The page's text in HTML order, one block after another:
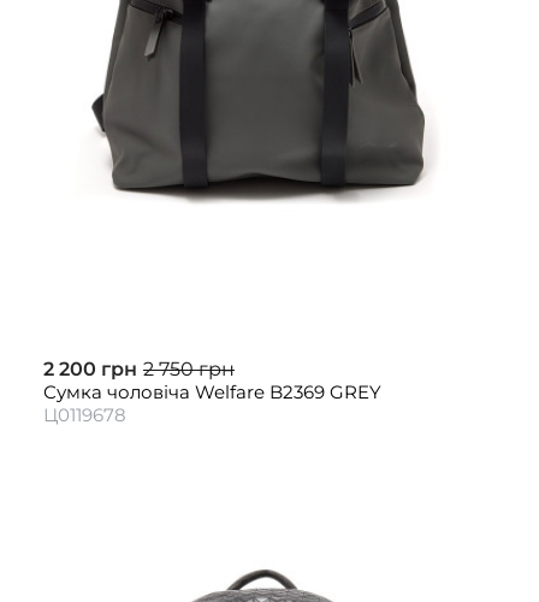
2 200 грн 2 750 грн
Сумка чоловіча Welfare B2369 GREY
Ц0119678